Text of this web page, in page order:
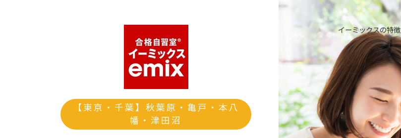
【東京・千葉】秋葉原・亀戸・本八
幡・津田沼
イーミックスの特徴